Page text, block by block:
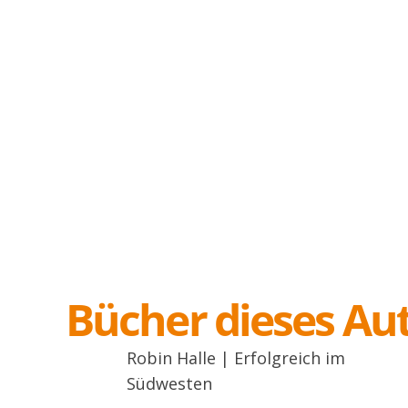
Robin Halle | Erfolgreich im
Südwesten
Bücher dieses